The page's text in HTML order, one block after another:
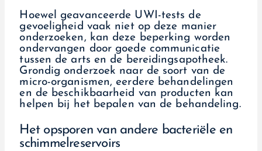
Hoewel geavanceerde UWI-tests de
gevoeligheid vaak niet op deze manier
onderzoeken, kan deze beperking worden
ondervangen door goede communicatie
tussen de arts en de bereidingsapotheek.
Grondig onderzoek naar de soort van de
micro-organismen, eerdere behandelingen
en de beschikbaarheid van producten kan
helpen bij het bepalen van de behandeling.
Het opsporen van andere bacteriële en
schimmelreservoirs